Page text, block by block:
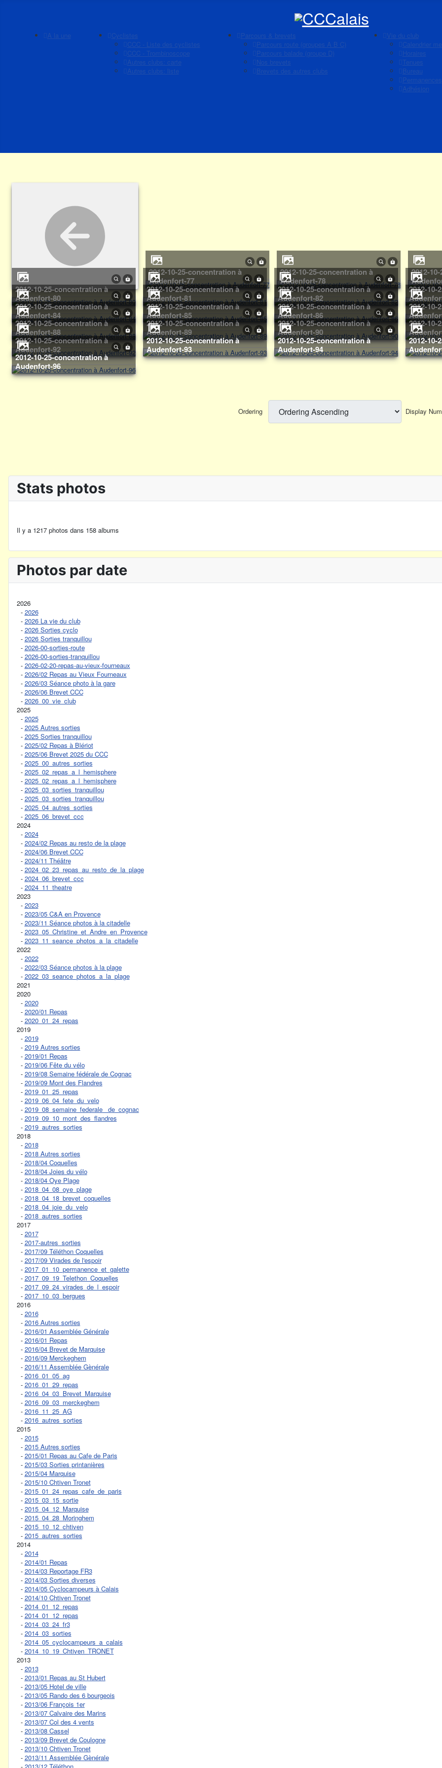
A la une
Cyclistes
CCC - Liste des cyclistes
CCC - Trombinoscope
Autres clubs: carte
Autres clubs: liste
Parcours & brevets
Parcours route (groupes A B C)
Parcours balade (groupe D)
Nos brevets
Brevets des autres clubs
Vie du club
Calendrier
Horaires
Tenues
Bureau
Permanences
Adhésion
Stats photos
Il y a 1217 photos dans 158 albums
Photos par date
2026
- 2026
- 2026 La vie du club
- 2026 Sorties cyclo
- 2026 Sorties tranquillou
- 2026-00-sorties-route
- 2026-00-sorties-tranquillou
- 2026-02-20-repas-au-vieux-fourneaux
- 2026/02 Repas au Vieux Fourneaux
- 2026/03 Séance photo à la gare
- 2026/06 Brevet CCC
- 2026_00_vie_club
2025
- 2025
- 2025 Autres sorties
- 2025 Sorties tranquillou
- 2025/02 Repas à Blériot
- 2025/06 Brevet 2025 du CCC
- 2025_00_autres_sorties
- 2025_02_repas_a_l_hemisphere
- 2025_02_repas_a_l_hemisphere
- 2025_03_sorties_tranquillou
- 2025_03_sorties_tranquillou
- 2025_04_autres_sorties
- 2025_06_brevet_ccc
2024
- 2024
- 2024/02 Repas au resto de la plage
- 2024/06 Brevet CCC
- 2024/11 Théâtre
- 2024_02_23_repas_au_resto_de_la_plage
- 2024_06_brevet_ccc
- 2024_11_theatre
2023
- 2023
- 2023/05 C&A en Provence
- 2023/11 Séance photos à la citadelle
- 2023_05_Christine_et_Andre_en_Provence
- 2023_11_seance_photos_a_la_citadelle
2022
- 2022
- 2022/03 Séance photos à la plage
- 2022_03_seance_photos_a_la_plage
2021
2020
- 2020
- 2020/01 Repas
- 2020_01_24_repas
2019
- 2019
- 2019 Autres sorties
- 2019/01 Repas
- 2019/06 Fête du vélo
- 2019/08 Semaine fédérale de Cognac
- 2019/09 Mont des Flandres
- 2019_01_25_repas
- 2019_06_04_fete_du_velo
- 2019_08_semaine_federale_ de_cognac
- 2019_09_10_mont_des_flandres
- 2019_autres_sorties
2018
- 2018
- 2018 Autres sorties
- 2018/04 Coquelles
- 2018/04 Joies du vélo
- 2018/04 Oye Plage
- 2018_04_08_oye_plage
- 2018_04_18_brevet_coquelles
- 2018_04_joie_du_velo
- 2018_autres_sorties
2017
- 2017
- 2017-autres_sorties
- 2017/09 Téléthon Coquelles
- 2017/09 Virades de l'espoir
- 2017_01_10_permanence_et_galette
- 2017_09_19_Telethon_Coquelles
- 2017_09_24_virades_de_l_espoir
- 2017_10_03_bergues
2016
- 2016
- 2016 Autres sorties
- 2016/01 Assemblée Générale
- 2016/01 Repas
- 2016/04 Brevet de Marquise
- 2016/09 Merckeghem
- 2016/11 Assemblée Gènérale
- 2016_01_05_ag
- 2016_01_29_repas
- 2016_04_03_Brevet_Marquise
- 2016_09_03_merckeghem
- 2016_11_25_AG
- 2016_autres_sorties
2015
- 2015
- 2015 Autres sorties
- 2015/01 Repas au Cafe de Paris
- 2015/03 Sorties printanières
- 2015/04 Marquise
- 2015/10 Chtiven Tronet
- 2015_01_24_repas_cafe_de_paris
- 2015_03_15_sortie
- 2015_04_12_Marquise
- 2015_04_28_Moringhem
- 2015_10_12_chtiven
- 2015_autres_sorties
2014
- 2014
- 2014/01 Repas
- 2014/03 Reportage FR3
- 2014/03 Sorties diverses
- 2014/05 Cyclocampeurs à Calais
- 2014/10 Chtiven Tronet
- 2014_01_12_repas
- 2014_01_12_repas
- 2014_03_24_fr3
- 2014_03_sorties
- 2014_05_cyclocampeurs_a_calais
- 2014_10_19_Chtiven_TRONET
2013
- 2013
- 2013/01 Repas au St Hubert
- 2013/05 Hotel de ville
- 2013/05 Rando des 6 bourgeois
- 2013/06 François 1er
- 2013/07 Calvaire des Marins
- 2013/07 Col des 4 vents
- 2013/08 Cassel
- 2013/09 Brevet de Coulogne
- 2013/10 Chtiven Tronet
- 2013/11 Assemblée Gènérale
2012-10-25-concentration à
Audenfort-77
2012-10-25-concentration à
Audenfort-78
2012-10-25-concentration à
2012-10-25-concentration à
Audenfort-80
2012-10-25-concentration à
Audenfort-81
2012-10-25-concentration à
Audenfort-82
2012-10-25-concentration à
2012-10-25-concentration à
Audenfort-84
2012-10-25-concentration à
Audenfort-85
2012-10-25-concentration à
Audenfort-86
2012-10-25-concentration à
2012-10-25-concentration à
Audenfort-88
2012-10-25-concentration à
Audenfort-89
2012-10-25-concentration à
Audenfort-90
2012-10-25-concentration à
2012-10-25-concentration à
Audenfort-92
2012-10-25-concentration à
Audenfort-93
2012-10-25-concentration à
Audenfort-94
2012-10-25-concentration à
2012-10-25-concentration à
Audenfort-96
Ordering Display Num